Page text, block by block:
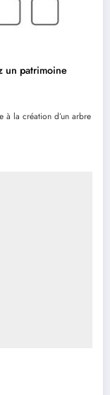
un patrimoine
à la création d’un arbre